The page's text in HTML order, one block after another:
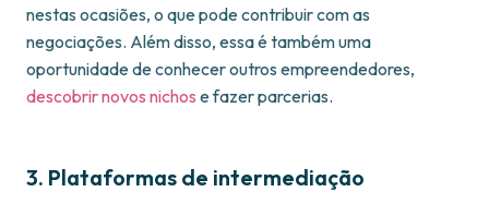
nestas ocasiões, o que pode contribuir com as
negociações. Além disso, essa é também uma
oportunidade de conhecer outros empreendedores,
descobrir novos nichos e fazer parcerias.
3. Plataformas de intermediação